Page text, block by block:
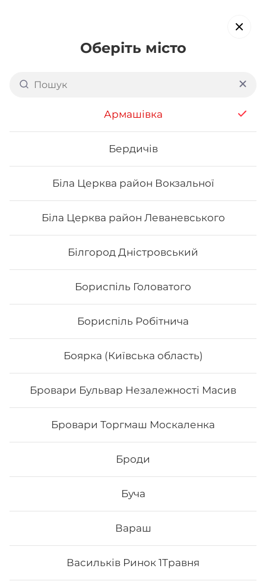
Оберіть місто
Армашівка
Бердичів
Біла Церква район Вокзальної
Біла Церква район Леваневського
Білгород Дністровський
Бориспіль Головатого
Бориспіль Робітнича
Боярка (Київська область)
Бровари Бульвар Незалежності Масив
Бровари Торгмаш Москаленка
Броди
Буча
Вараш
Васильків Ринок 1Травня
Доставка суші в
обирайте страви, які вам подобаються про все інше ми
подбаємо
Акція тижня Сети Роли від шефа
Каліфорнія
Каліфорнія з лососем
Вага: 255 г Склад: норі, рис, тобіко, лосось, ср